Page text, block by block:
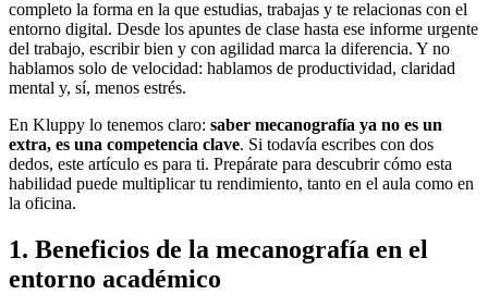
completo la forma en la que estudias, trabajas y te relacionas con el
entorno digital. Desde los apuntes de clase hasta ese informe urgente
del trabajo, escribir bien y con agilidad marca la diferencia. Y no
hablamos solo de velocidad: hablamos de productividad, claridad
mental y, sí, menos estrés.
En Kluppy lo tenemos claro: saber mecanografía ya no es un
extra, es una competencia clave. Si todavía escribes con dos
dedos, este artículo es para ti. Prepárate para descubrir cómo esta
habilidad puede multiplicar tu rendimiento, tanto en el aula como en
la oficina.
1. Beneficios de la mecanografía en el
entorno académico